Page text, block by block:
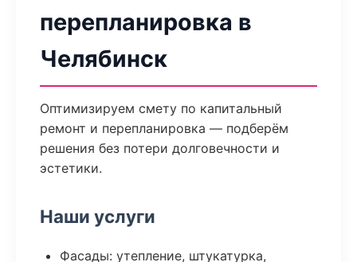
перепланировка в
Челябинск
Оптимизируем смету по капитальный
ремонт и перепланировка — подберём
решения без потери долговечности и
эстетики.
Наши услуги
Фасады: утепление, штукатурка,